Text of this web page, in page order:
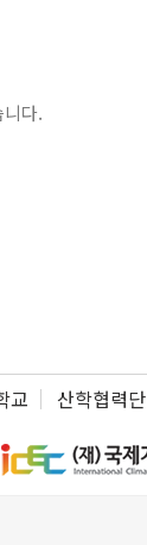
다.
교 산학협력단